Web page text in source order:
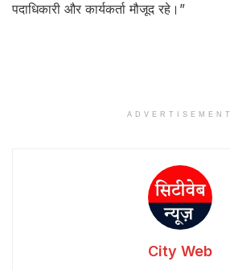
पदाधिकारी और कार्यकर्ता मौजूद रहे।”
ADVERTISEMENT
City Web